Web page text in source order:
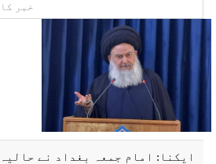
خبر
ایکنا: امام جمعہ بغداد نے